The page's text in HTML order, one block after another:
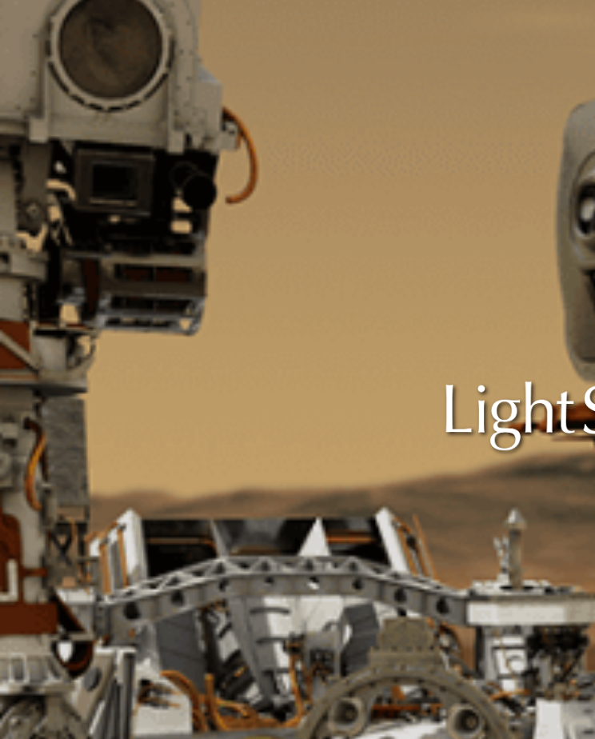
まだ世の中にないものを「光」で創る。
シグマ光機は「光」で社会に貢献しています。
「精度の高い製品を、より早く」。
常に「挑戦」をしていく、それが私たちシグマ光機です。